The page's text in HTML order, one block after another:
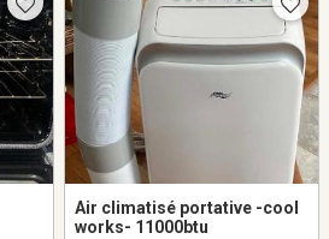
Air climatisé portative -cool
works- 11000btu